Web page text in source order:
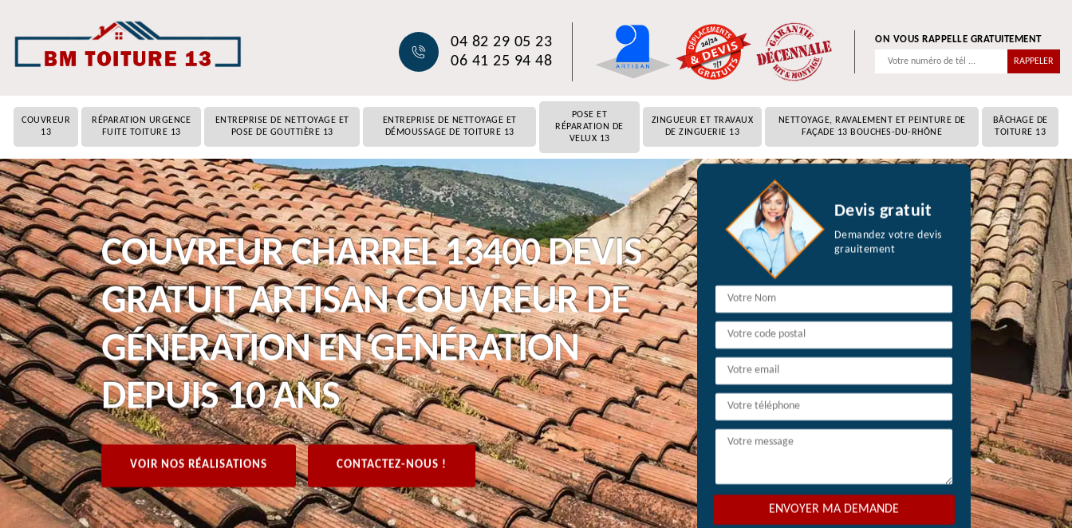
04 82 29 05 23
06 41 25 94 48
ON VOUS RAPPELLE GRATUITEMENT
COUVREUR
13
RÉPARATION URGENCE
FUITE TOITURE 13
ENTREPRISE DE NETTOYAGE ET
POSE DE GOUTTIÈRE 13
ENTREPRISE DE NETTOYAGE ET
DÉMOUSSAGE DE TOITURE 13
POSE ET
RÉPARATION DE
VELUX 13
ZINGUEUR ET TRAVAUX
DE ZINGUERIE 13
NETTOYAGE, RAVALEMENT ET PEINTURE DE
FAÇADE 13 BOUCHES-DU-RHÔNE
BÂCHAGE DE
TOITURE 13
COUVREUR CHARREL 13400 DEVIS
GRATUIT ARTISAN COUVREUR DE
GÉNÉRATION EN GÉNÉRATION
DEPUIS 10 ANS
VOIR NOS RÉALISATIONS CONTACTEZ-NOUS !
Devis gratuit
Demandez votre devis
grauitement